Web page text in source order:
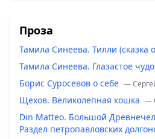
Проза
Тамила Синеева. Тилли (сказка
Тамила Синеева. Глазастое чудо
Борис Суросевов о себе —
Щехов. Великолепная кошка —
Din Matteo. Большой
Раздел петропавловских